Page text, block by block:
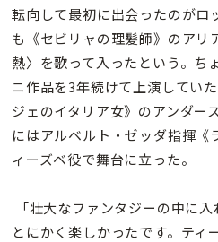
転向して最初に出会ったのがロ
も《セビリャの理髪師》のアリ
熱〉を歌って入ったという。ち
ニ作品を3年続けて上演してい
ジェのイタリア女》のアンダー
にはアルベルト・ゼッダ指揮《
ィーズベ役で舞台に立った。
「壮大なファンタジーの中に入
とにかく楽しかったです。ティ